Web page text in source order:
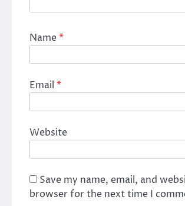
Name*
Email *
Website
Save my name, email, and
browser for the next time I